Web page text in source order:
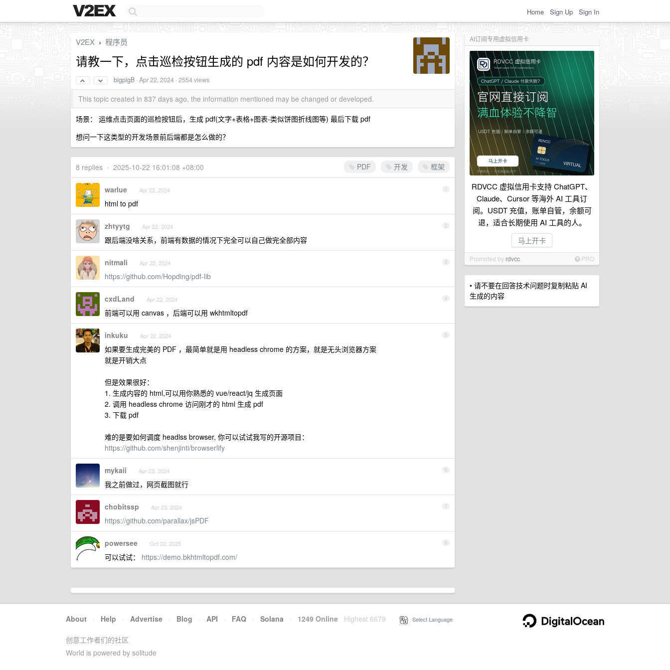
Home Sign Up Sign In
AI订阅专用虚拟信用卡
RDVCC 虚拟信用卡支持 ChatGPT、
Claude、Cursor 等海外 AI 工具订
阅。USDT 充值，账单自管，余额可
退，适合长期使用 AI 工具的人。
马上开卡
Promoted by rdvcc PRO
• 请不要在回答技术问题时复制粘贴 AI
生成的内容
V2EX › 程序员
请教一下，点击巡检按钮生成的 pdf 内容是如何开发的？
bigpigB ·Apr 22, 2024 · 2554 views
This topic created in 837 days ago, the information mentioned may be changed or developed.
场景： 运维点击页面的巡检按钮后，生成 pdf(文字+表格+图表-类似饼图折线图等) 最后下载 pdf
想问一下这类型的开发场景前后端都是怎么做的？
PDF 开发 框架
8 replies • 2025-10-22 16:01:08 +08:00
1
warlue Apr 22, 2024
html to pdf
2
zhtyytg Apr 22, 2024
跟后端没啥关系，前端有数据的情况下完全可以自己做完全部内容
3
nitmali Apr 22, 2024
https://github.com/Hopding/pdf-lib
4
cxdLand Apr 22, 2024
前端可以用 canvas ，后端可以用 wkhtmltopdf
5
inkuku Apr 22, 2024
如果要生成完美的 PDF ，最简单就是用 headless chrome 的方案，就是无头浏览器方案
就是开销大点
但是效果很好：
1. 生成内容的 html,可以用你熟悉的 vue/react/jq 生成页面
2. 调用 headless chrome 访问刚才的 html 生成 pdf
3. 下载 pdf
难的是要如何调度 headlss browser, 你可以试试我写的开源项目：
https://github.com/shenjinti/browserlify
6
mykaii Apr 23, 2024
我之前做过，网页截图就行
7
chobitssp Apr 23, 2024
https://github.com/parallax/jsPDF
8
powersee Oct 22, 2025
可以试试： https://demo.bkhtmltopdf.com/
About · Help · Advertise · Blog · API · FAQ · Solana · 1249 Online Highest 6679 Select Language
创意工作者们的社区
World is powered by solitude